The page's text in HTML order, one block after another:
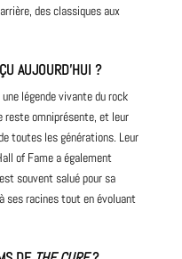
des classiques aux
AUJOURD’HUI ?
légende vivante du rock
reste omniprésente, et leur
toutes les générations. Leur
of Fame a également
souvent salué pour sa
ses racines tout en évoluant